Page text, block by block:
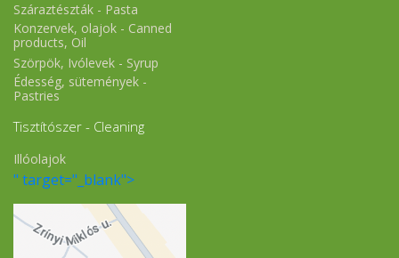
Száraztészták - Pasta
Konzervek, olajok - Canned
products, Oil
Szörpök, Ivólevek - Syrup
Édesség, sütemények -
Pastries
Tisztítószer - Cleaning
Illóolajok
" target="_blank">